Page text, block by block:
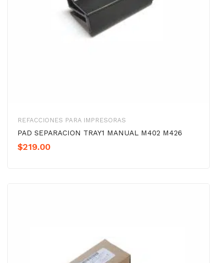
REFACCIONES PARA IMPRESORAS
PAD SEPARACION TRAY1 MANUAL M402 M426
$219.00